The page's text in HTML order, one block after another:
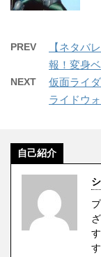
PREV
【ネタバ
報！変身
NEXT
仮面ライ
ライドウ
自己紹介
す